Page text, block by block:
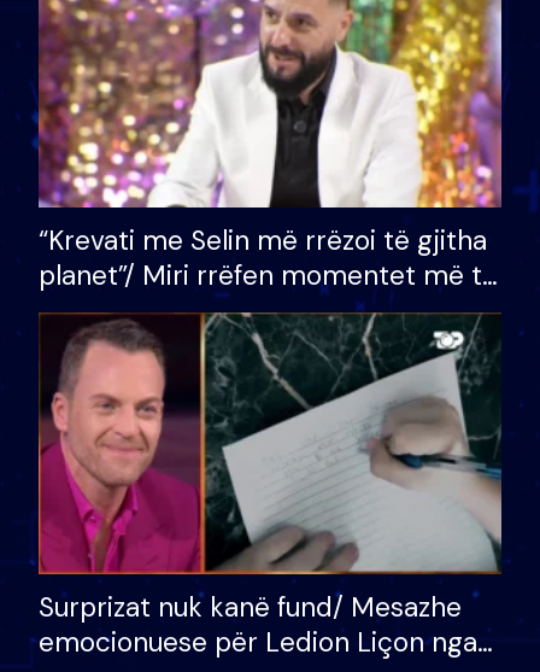
“Krevati me Selin më rrëzoi të gjitha
planet”/ Miri rrëfen momentet më të
bukura në shtëpinë e BB VIP: Do më
mungojë zilja e mëngjesit kur…
Surprizat nuk kanë fund/ Mesazhe
emocionuese për Ledion Liçon nga